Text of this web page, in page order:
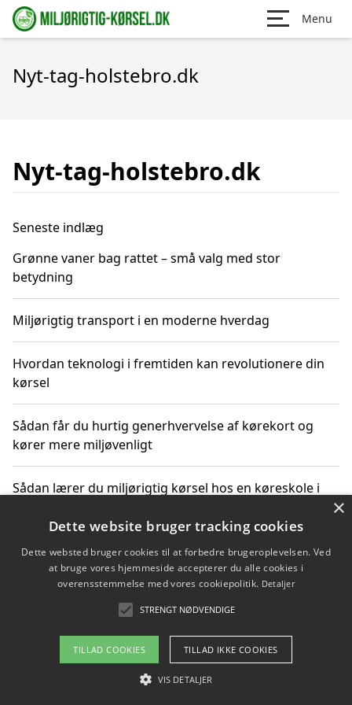
Menu
Nyt-tag-holstebro.dk
Nyt-tag-holstebro.dk
Seneste indlæg
Grønne vaner bag rattet – små valg med stor
betydning
Miljørigtig transport i en moderne hverdag
Hvordan teknologi i fremtiden kan revolutionere din
kørsel
Sådan får du hurtig generhvervelse af kørekort og
kører mere miljøvenligt
Sådan lærer du miljørigtig kørsel hos en køreskole i
Copyright 2026 - Pilanto Aps
Om / kontakt
×
Dette website bruger tracking cookies
Dette websted bruger cookies til at forbedre brugeroplevelsen. Ved
at bruge vores hjemmeside accepterer du alle cookies i
overensstemmelse med vores cookiepolitik. Detaljer
STRENGT NØDVENDIGE
TILLAD COOKIES TILLAD IKKE COOKIES
VIS DETALJER